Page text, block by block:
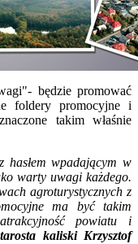
będzie promować
foldery promocyjne i
takim właśnie
hasłem wpadającym w
warty uwagi każdego.
agroturystycznych z
ma być takim
powiatu i
kaliski Krzysztof